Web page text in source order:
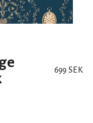
REA-pris
699 SEK